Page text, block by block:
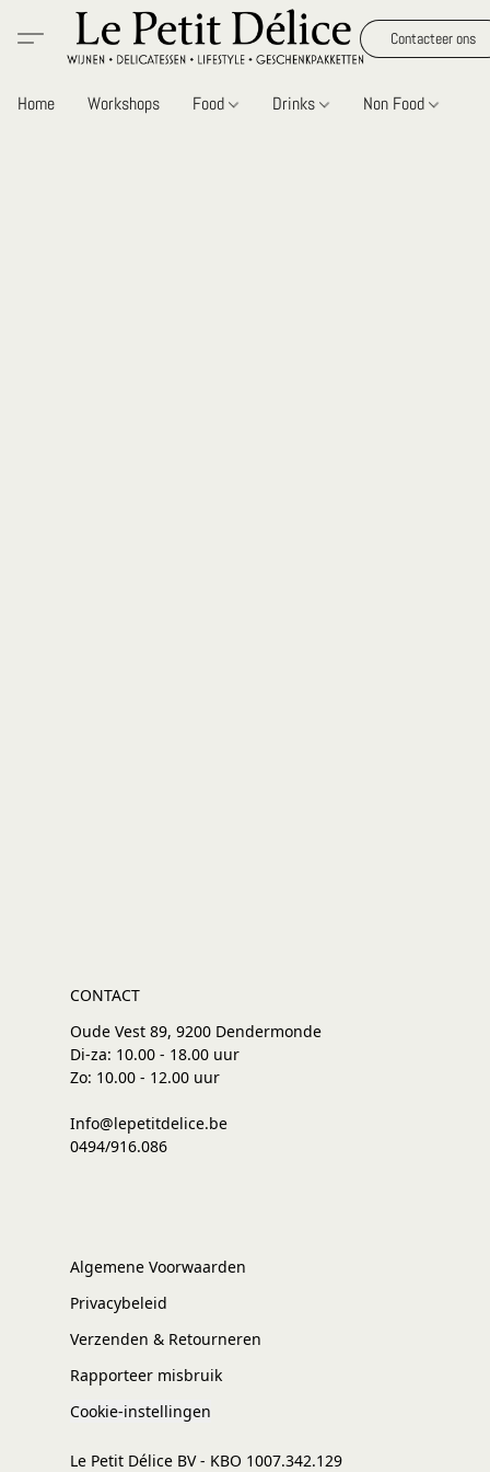
Contacteer ons
Home Workshops Food Drinks Non Food
CONTACT
Oude Vest 89, 9200 Dendermonde
Di-za: 10.00 - 18.00 uur
Zo: 10.00 - 12.00 uur
Info@lepetitdelice.be
0494/916.086
Algemene Voorwaarden
Privacybeleid
Verzenden & Retourneren
Rapporteer misbruik
Cookie-instellingen
Le Petit Délice BV - KBO 1007.342.129